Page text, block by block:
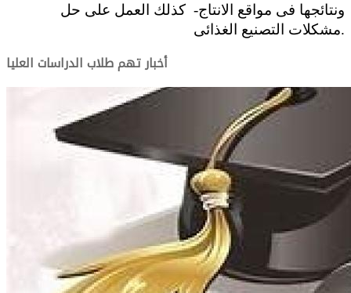
ونتائجها فى مواقع الانتاج- كذلك العمل على حل
مشكلات التصنيع الغذائى.
أخبار تهم طلاب الدراسات العليا